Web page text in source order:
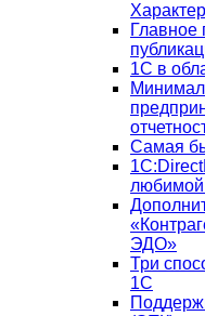
Главное
1С в
Самая
ЭДО»
Три
1С